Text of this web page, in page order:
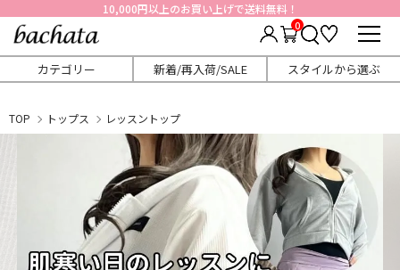
10,000円以上のお買い上げで送料無料！
0
カテゴリー 新着/再入荷/SALE スタイルから選ぶ
TOP トップス レッスントップ